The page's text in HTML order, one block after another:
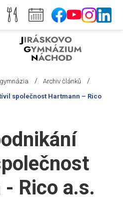
/ Archiv článků /
společnost Hartmann – Rico
Rico a.s.